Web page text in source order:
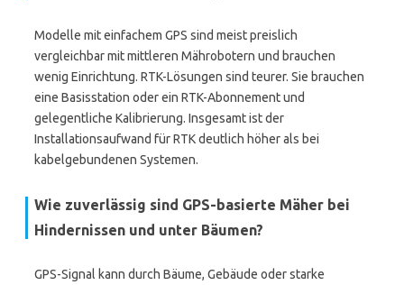
Modelle mit einfachem GPS sind meist preislich
vergleichbar mit mittleren Mährobotern und brauchen
wenig Einrichtung. RTK-Lösungen sind teurer. Sie brauchen
eine Basisstation oder ein RTK-Abonnement und
gelegentliche Kalibrierung. Insgesamt ist der
Installationsaufwand für RTK deutlich höher als bei
kabelgebundenen Systemen.
Wie zuverlässig sind GPS-basierte Mäher bei
Hindernissen und unter Bäumen?
GPS-Signal kann durch Bäume, Gebäude oder starke